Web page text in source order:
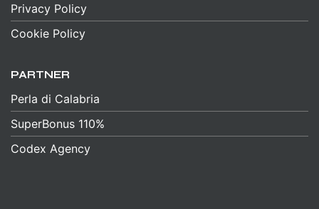
Privacy Policy
Cookie Policy
PARTNER
Perla di Calabria
SuperBonus 110%
Codex Agency